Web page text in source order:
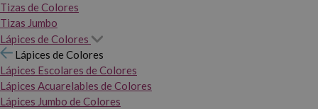
Tizas de Colores
Tizas Jumbo
Lápices de Colores
Lápices de Colores
Lápices Escolares de Colores
Lápices Acuarelables de Colores
Lápices Jumbo de Colores